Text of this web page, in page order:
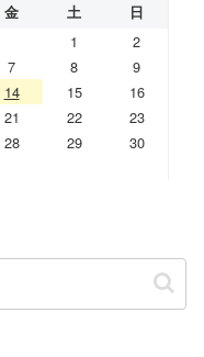
金 土 日
1
2
7 8
9
14 15
16
21 22
23
28 29
30